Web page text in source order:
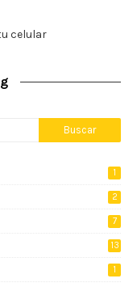
celular
1
2
7
13
1